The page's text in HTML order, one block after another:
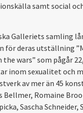
samt social
Galleriets samling
för deras utställning
wars” som pågår
inom sexualitet och
av mer än 45
Romaine
Sascha Schneider,